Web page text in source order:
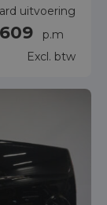
uitvoering
p.m
Excl. btw